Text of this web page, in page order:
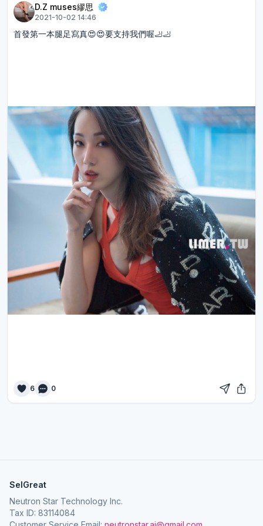
D.Z muses繆思
2021-10-02 14:46
首發第一本腿足寫真😍😍要支持我們喔🦶🦶
6 0
SelGreat
Neutron Star Technology Inc.
Tax ID: 83114084